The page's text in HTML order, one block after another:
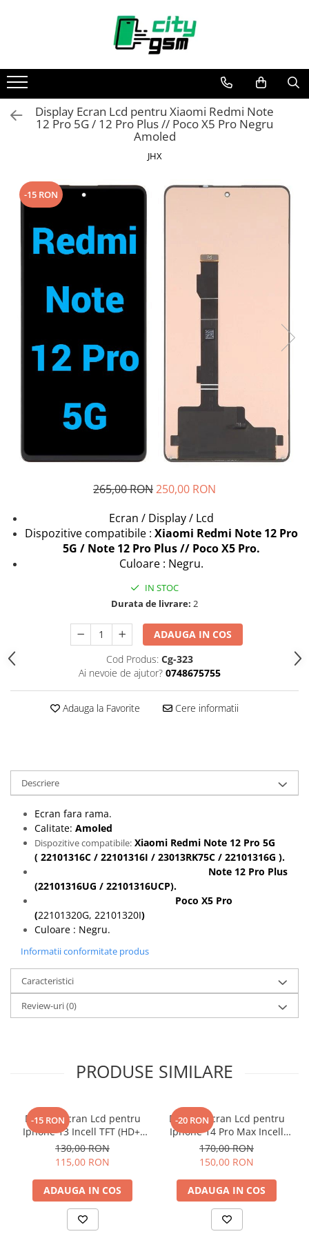
Acumulatori / Baterii
Iphone
Seria 15
Seria 14
Seria 11
Seria X
Seria 7
Seria 6
Samsung
Seria M
Seria N
Oppo / Realme
Iphone
Seria 16
Seria 11
Seria 8
Xiaomi
Oppo / Realme
Motorola
Huawei / Honor
Incarcatoare
Incarcatoare Retea
Incarcatoare Auto
Cabluri de date / Audio
Componente Gsm
Iphone
Samsung
Huawei / Honor
Motorola
Baterii Externe / Powerbank
Componente Reconditionare Ecran
Sticla / Geam
Diverse
Folii Protectie
Folii Protectie 10D
Display Ecran Lcd pentru Xiaomi Redmi Note
12 Pro 5G / 12 Pro Plus // Poco X5 Pro Negru
Amoled
JHX
-15 RON
265,00 RON250,00 RON
Ecran / Display / Lcd
Dispozitive compatibile : Xiaomi Redmi Note 12 Pro
5G / Note 12 Pro Plus // Poco X5 Pro.
Culoare : Negru.
IN STOC
Durata de livrare: 2
ADAUGA IN COS
Cod Produs: Cg-323
Ai nevoie de ajutor? 0748675755
Adauga la Favorite Cere informatii
Descriere
Ecran fara rama.
Calitate: Amoled
Dispozitive compatibile: Xiaomi Redmi Note 12 Pro 5G
( 22101316C / 22101316I / 23013RK75C / 22101316G ).
Note 12 Pro Plus
(22101316UG / 22101316UCP).
Poco X5 Pro
(22101320G, 22101320I)
Culoare : Negru.
Informatii conformitate produs
Caracteristici
Review-uri(0)
PRODUSE SIMILARE
-15 RON
Display Ecran Lcd pentru
Iphone 13 Incell TFT (HD+)
Negru
130,00 RON
115,00 RON
ADAUGA IN COS
-20 RON
Display Ecran Lcd pentru
Iphone 14 Pro Max Incell
TFT (HD+)
170,00 RON
150,00 RON
ADAUGA IN COS